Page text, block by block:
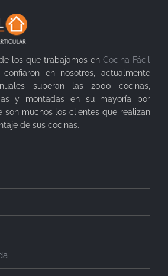
los que trabajamos en Cocina Fácil
en nosotros, actualmente
superan las 2000 cocinas,
y montadas en su mayoría por
son muchos los clientes que realizan
de sus cocinas.